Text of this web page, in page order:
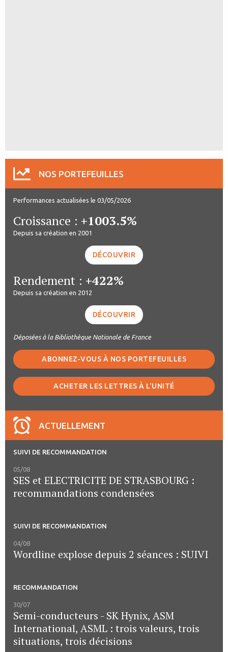
NOS PORTEFEUILLES
Performances actualisées le 03/05/2026
Croissance : +1003.5%
Depuis sa création en 2001
DÉCOUVRIR
Rendement : +422%
Depuis sa création en 2012
DÉCOUVRIR
Déposées à la Bibliothèque Nationale de France
ABONNEZ-VOUS À NOS PORTEFEUILLES
ACHETER LES LETTRES À L'UNITÉ
ACTUELLEMENT
SUIVI DE RECOMMANDATION
05/08
SES et ELECTRICITE DE STRASBOURG :
recommandations condensées
SUIVI DE RECOMMANDATION
04/08
Wordline explose depuis 2 séances : SUIVI
RECOMMANDATION
30/07
Semi-conducteurs - SK Hynix, ASM
International, ASML : trois valeurs, trois
situations, trois décisions